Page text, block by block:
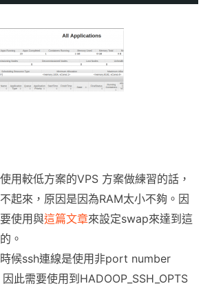
用較低方案的VPS 方案做練習的話，
起來，原因是因為RAM太小不夠。因
使用與這篇文章來設定swap來達到這
。
候ssh連線是使用非port number
此需要使用到HADOOP_SSH_OPTS